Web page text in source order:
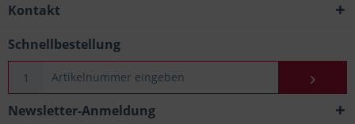
Kontakt
Schnellbestellung
Newsletter-Anmeldung